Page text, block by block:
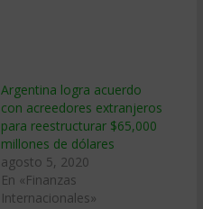
Argentina logra acuerdo
con acreedores extranjeros
para reestructurar $65,000
millones de dólares
agosto 5, 2020
En «Finanzas
Internacionales»